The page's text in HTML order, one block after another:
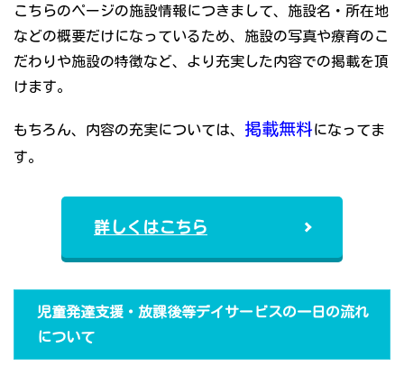
こちらのページの施設情報につきまして、施設名・所在地
などの概要だけになっているため、施設の写真や療育のこ
だわりや施設の特徴など、より充実した内容での掲載を頂
けます。
もちろん、内容の充実については、 掲載無料になってま
す。
詳しくはこちら
児童発達支援・放課後等デイサービスの一日の流れ
について